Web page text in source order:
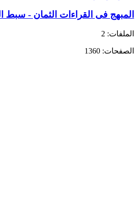
المبهج فى القراءات الثمان -
الملفات: 2
الصفحات: 1360